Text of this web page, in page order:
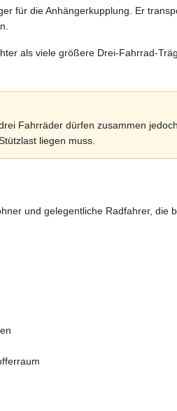
für die Anhängerkupplung. Er
als viele größere Drei-Fahrrad-
Fahrräder dürfen zusammen
liegen muss.
und gelegentliche Radfahrer,